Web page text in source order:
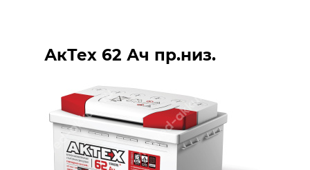
АкТех 62 Ач пр.низ.